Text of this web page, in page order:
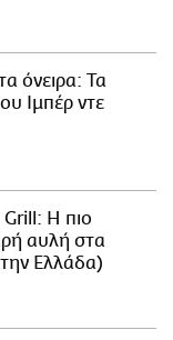
όνειρα: Τα
Ιμπέρ ντε
Η πιο
αυλή στα
Ελλάδα)